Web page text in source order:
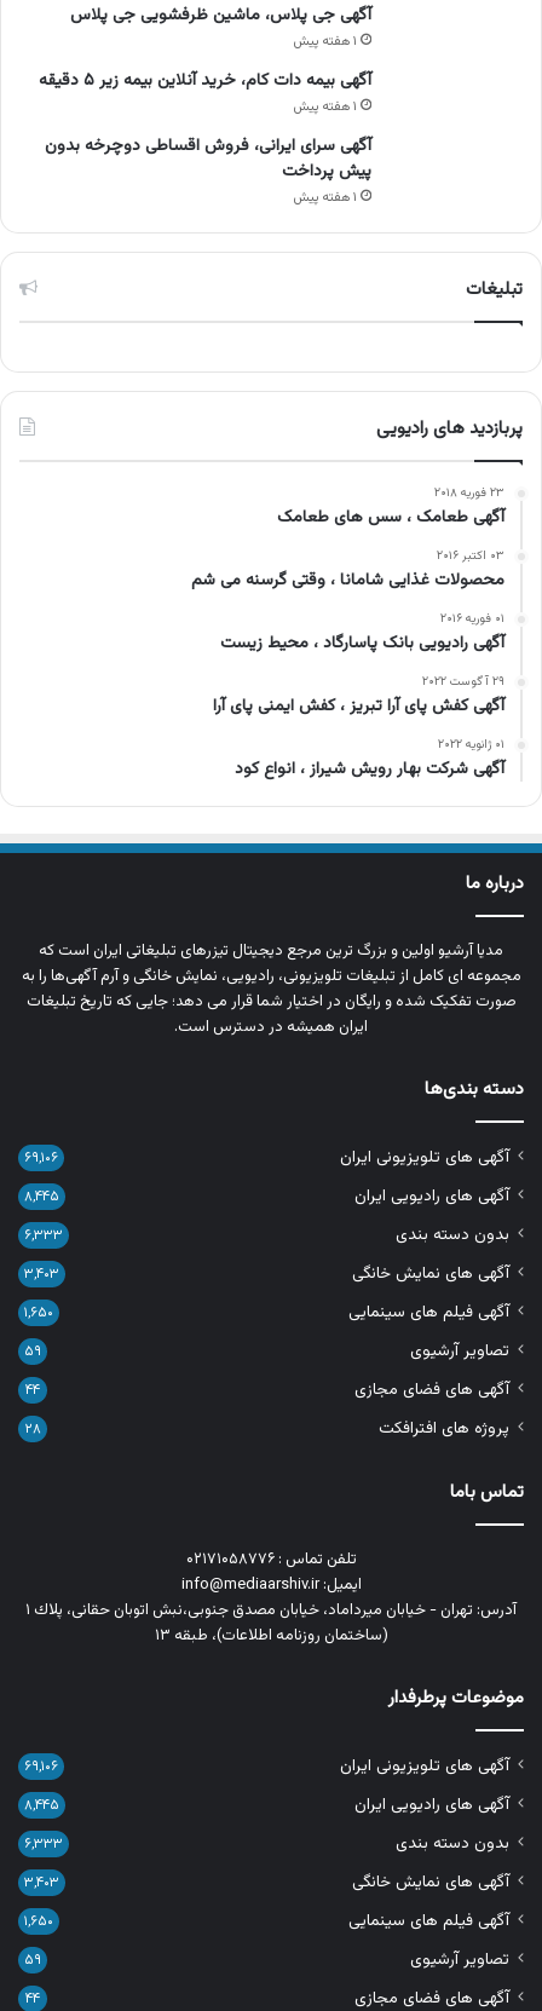
آگهی جی پلاس، ماشین ظرفشویی جی پلاس
۱ هفته پیش
آگهی بیمه دات کام، خرید آنلاین بیمه زیر ۵ دقیقه
۱ هفته پیش
آگهی سرای ایرانی، فروش اقساطی دوچرخه بدون
پیش پرداخت
۱ هفته پیش
تبلیغات
پربازدید های رادیویی
۲۳ فوریه ۲۰۱۸
آگهی طعامک ، سس های طعامک
۰۳ اکتبر ۲۰۱۶
محصولات غذایی شامانا ، وقتی گرسنه می شم
۰۱ فوریه ۲۰۱۶
آگهی رادیویی بانک پاسارگاد ، محیط زیست
۲۹ آگوست ۲۰۲۲
آگهی کفش پای آرا تبریز ، کفش ایمنی پای آرا
۰۱ ژانویه ۲۰۲۲
آگهی شرکت بهار رویش شیراز ، انواع کود
درباره ما
مدیا آرشیو اولین و بزرگ‌ ترین مرجع دیجیتال تیزرهای تبلیغاتی ایران است که
مجموعه‌ ای کامل از تبلیغات تلویزیونی، رادیویی، نمایش خانگی و آرم‌ آگهی‌ها را به‌
صورت تفکیک‌ شده و رایگان در اختیار شما قرار می‌ دهد؛ جایی که تاریخ تبلیغات
ایران همیشه در دسترس است.
دسته بندی‌ها
آگهی های تلویزیونی ایران ۶۹,۱۰۶
آگهی های رادیویی ایران ۸,۴۴۵
بدون دسته بندی ۶,۳۳۳
آگهی های نمایش خانگی ۳,۴۰۳
آگهی فیلم های سینمایی ۱,۶۵۰
تصاویر آرشیوی ۵۹
آگهی های فضای مجازی ۴۴
پروژه های افترافکت ۲۸
تماس باما
تلفن تماس : ۰۲۱۷۱۰۵۸۷۷۶
ایمیل: info@mediaarshiv.ir
آدرس: تهران - خیابان میرداماد، خیابان مصدق جنوبی،نبش اتوبان حقانی، پلاك ١
(ساختمان روزنامه اطلاعات)، طبقه ۱۳
موضوعات پرطرفدار
آگهی های تلویزیونی ایران ۶۹,۱۰۶
آگهی های رادیویی ایران ۸,۴۴۵
بدون دسته بندی ۶,۳۳۳
آگهی های نمایش خانگی ۳,۴۰۳
آگهی فیلم های سینمایی ۱,۶۵۰
تصاویر آرشیوی ۵۹
آگهی های فضای مجازی ۴۴